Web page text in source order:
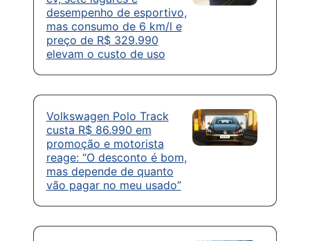
desempenho de esportivo,
mas consumo de 6 km/l e
preço de R$ 329.990
elevam o custo de uso
Volkswagen Polo Track
custa R$ 86.990 em
promoção e motorista
reage: “O desconto é bom,
mas depende de quanto
vão pagar no meu usado”